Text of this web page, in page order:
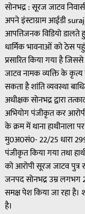
सोनभद्र : सूरज जाटव
अपने इंस्टाग्राम आईडी
आपत्तिजनक विडियो डालते
धार्मिक भावनाओं को ठेस
प्रसारित किया गया है
जाटव नामक व्यक्ति के कृत्य
सकता है शांति व्यवस्था
अधीक्षक सोनभद्र द्वारा
अभियोग पंजीकृत कर आरोपी
के क्रम में थाना हाथीनाला
मु0अ0सं0- 22/25 धारा
पंजीकृत किया गया तथा
को आरोपी सूरज जाटव पुत्र
जनपद सोनभद्र उम्र लगभग
समक्ष पेश किया जा रहा है।
है।